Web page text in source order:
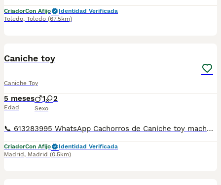
CriadorCon Afijo
Identidad Verificada
Toledo, Toledo (67.5km)
Caniche toy
Caniche Toy
5 meses
Edad
1 2
Sexo
📞 613283995 WhatsApp Cachorros de Caniche toy machos y hembras de color rojo Entregamos nuestros pequeños cachorritos con todas las garantías y cuidados necesarios , disponemos de núcleo zoológico para crianza y venta de nuestros cachorros . ✅Desparasitaciones y vacunas correspondientes a su edad . ✅Cartilla de vacunación . ✅Revisiones veterinarias . ✅Garantías víricas de 15 días . ✅Garantías genéticas de un año . Seriedad , confianza y bienestar animal son nuestra prioridad . También ofrecemos transporte propio para nuestros pequeños cachorros a toda la península , el pago lo podéis hacer contra reembolso . (con coste adicional) . Mandamos a toda España . Disponemos de varias razas Si no esta la raza que queréis llámanos , intentaremos encontrártela , trabajamos con los mejores criadores de España .
CriadorCon Afijo
Identidad Verificada
Madrid , Madrid (0.5km)